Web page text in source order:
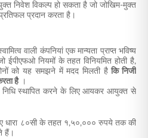
निवेश विकल्प हो सकता है जो जोखिम-मुक्त
प्रदान करता है।
वाली कंपनियां एक मान्यता प्राप्त भविष्य
ईपीएफओ नियमों के तहत विनियमित होती है,
को यह समझने में मदद मिलती हैकि निजी
है।
निधि स्थापित करने के लिए आयकर आयुक्त से
धारा ८०सी के तहत १,५०,००० रुपये तक की
हैं।